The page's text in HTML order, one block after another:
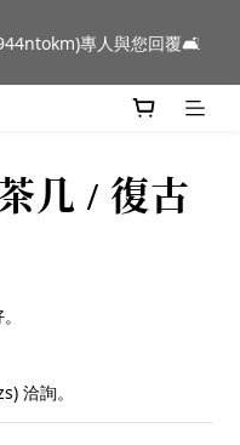
✨
專人與您回覆🛋️
度新品 Barcarolle 臺中樂
几 / 復古
洽詢。